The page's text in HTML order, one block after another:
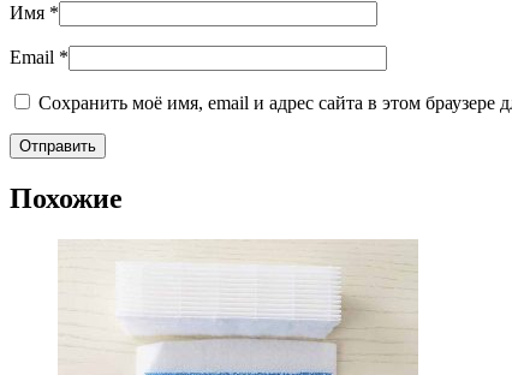
Имя *
Email *
Сохранить моё имя, email и адрес сайта в этом
Похожие